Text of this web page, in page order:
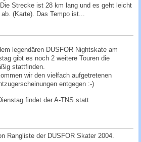
Strecke ist 28 km lang und es geht leicht
ab. (Karte). Das Tempo ist...
legendären DUSFOR Nightskate am
gibt es noch 2 weitere Touren die
stattfinden.
wir den vielfach aufgetretenen
entgege­n :-)
findet der A-TNS statt
Rangliste der DUSFOR Skater 2004.